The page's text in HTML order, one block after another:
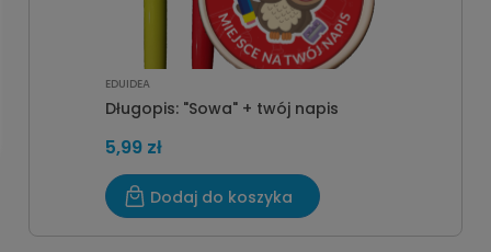
EDUIDEA
Długopis: "Sowa" + twój napis
5,99 zł
Dodaj do koszyka